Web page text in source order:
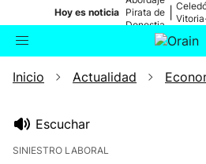
Hoy es noticia Pirata de
Donostia
Buscador
Inicio Actualidad
Escuchar
SINIESTRO LABORAL